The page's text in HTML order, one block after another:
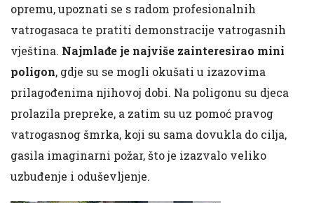
opremu, upoznati se s radom profesionalnih
vatrogasaca te pratiti demonstracije vatrogasnih
vještina. Najmlađe je najviše zainteresirao mini
poligon, gdje su se mogli okušati u izazovima
prilagođenima njihovoj dobi. Na poligonu su djeca
prolazila prepreke, a zatim su uz pomoć pravog
vatrogasnog šmrka, koji su sama dovukla do cilja,
gasila imaginarni požar, što je izazvalo veliko
uzbuđenje i oduševljenje.